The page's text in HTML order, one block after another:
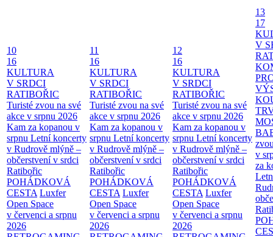
10
16
KULTURA
V SRDCI
RATIBOŘIC
Turisté zvou na své
akce v srpnu 2026
Kam za kopanou v
srpnu Letní koncerty
v Rudrově mlýně –
občerstvení v srdci
Ratibořic
POHÁDKOVÁ
CESTA Luxfer
Open Space
v červenci a srpnu
2026
11
16
KULTURA
V SRDCI
RATIBOŘIC
Turisté zvou na své
akce v srpnu 2026
Kam za kopanou v
srpnu Letní koncerty
v Rudrově mlýně –
občerstvení v srdci
Ratibořic
POHÁDKOVÁ
CESTA Luxfer
Open Space
v červenci a srpnu
2026
12
16
KULTURA
V SRDCI
RATIBOŘIC
Turisté zvou na své
akce v srpnu 2026
Kam za kopanou v
srpnu Letní koncerty
v Rudrově mlýně –
občerstvení v srdci
Ratibořic
POHÁDKOVÁ
CESTA Luxfer
Open Space
v červenci a srpnu
2026
13
17
V
v
za